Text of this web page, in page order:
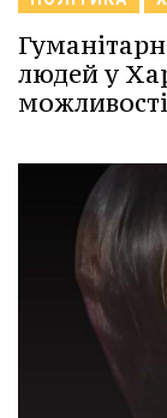
людей у